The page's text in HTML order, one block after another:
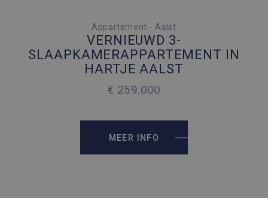
3 SLAAPKAMERS
1 PARKEERPLAATS
2
Appartement - Aalst
VERNIEUWD 3-
SLAAPKAMERAPPARTEMENT IN
HARTJE AALST
€ 259.000
MEER INFO